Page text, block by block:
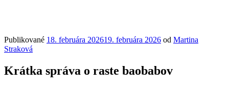
Publikované 18. februára 202619. februára 2026 od Martina
Straková
Krátka správa o raste baobabov